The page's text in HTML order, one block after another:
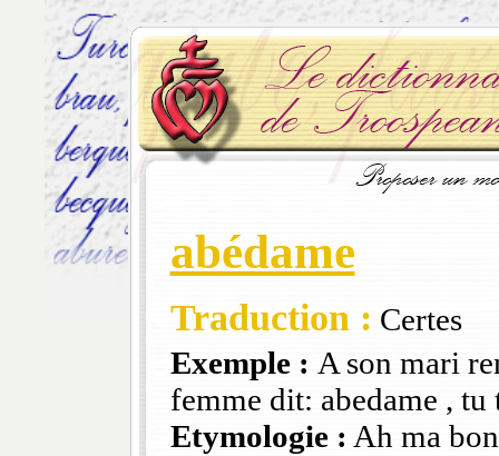
abédame
Traduction : Certes
Exemple : A son mari
femme dit: abedame ,
Etymologie : Ah ma